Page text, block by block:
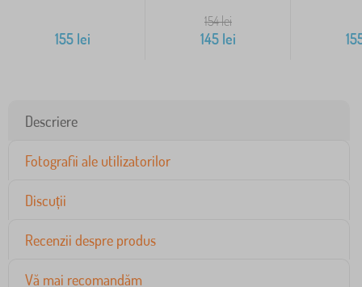
155 lei
154lei
145 lei
Descriere
Fotografii ale utilizatorilor
Discuții
Recenzii despre produs
Vă mai recomandăm